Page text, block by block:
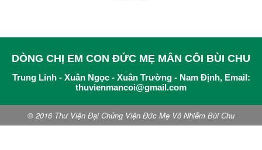
DÒNG CHỊ EM CON ĐỨC MẸ MÂN CÔI BÙI CHU
Trung Linh - Xuân Ngọc - Xuân Trường - Nam Định, Email:
thuvienmancoi@gmail.com
© 2016 Thư Viện Đại Chủng Viện Đức Mẹ Vô Nhiễm Bùi Chu